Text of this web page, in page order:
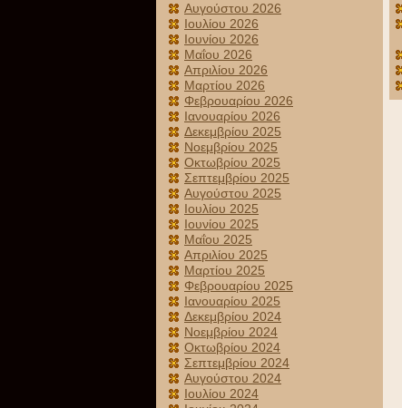
Αυγούστου 2026
Ιουλίου 2026
Ιουνίου 2026
Μαΐου 2026
Απριλίου 2026
Μαρτίου 2026
Φεβρουαρίου 2026
Ιανουαρίου 2026
Δεκεμβρίου 2025
Νοεμβρίου 2025
Οκτωβρίου 2025
Σεπτεμβρίου 2025
Αυγούστου 2025
Ιουλίου 2025
Ιουνίου 2025
Μαΐου 2025
Απριλίου 2025
Μαρτίου 2025
Φεβρουαρίου 2025
Ιανουαρίου 2025
Δεκεμβρίου 2024
Νοεμβρίου 2024
Οκτωβρίου 2024
Σεπτεμβρίου 2024
Αυγούστου 2024
Ιουλίου 2024